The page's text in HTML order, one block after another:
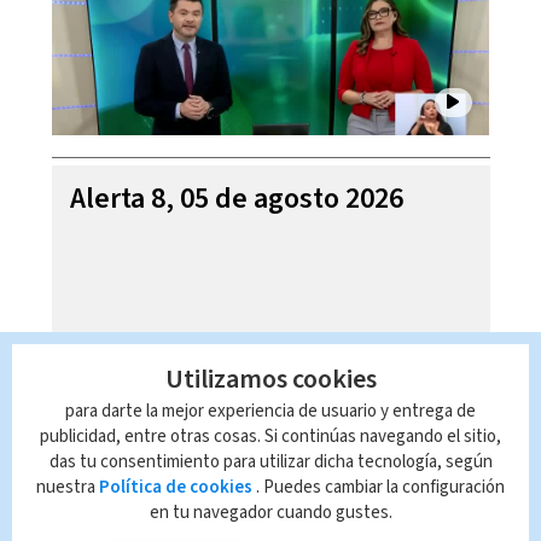
Alerta 8, 05 de agosto 2026
Utilizamos cookies
para darte la mejor experiencia de usuario y entrega de
publicidad, entre otras cosas. Si continúas navegando el sitio,
das tu consentimiento para utilizar dicha tecnología, según
nuestra Política de cookies . Puedes cambiar la configuración
en tu navegador cuando gustes.